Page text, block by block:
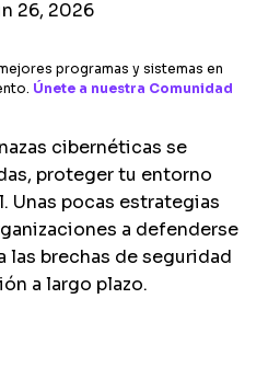
26, 2026
programas y sistemas en
Únete a nuestra Comunidad
cibernéticas se
proteger tu entorno
Unas pocas estrategias
a defenderse
brechas de seguridad
a largo plazo.